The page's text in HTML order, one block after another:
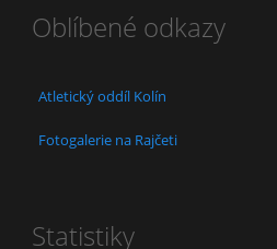
Oblíbené odkazy
Atletický oddíl Kolín
Fotogalerie na Rajčeti
Statistiky